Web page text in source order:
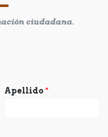
ciudadana.
Apellido *